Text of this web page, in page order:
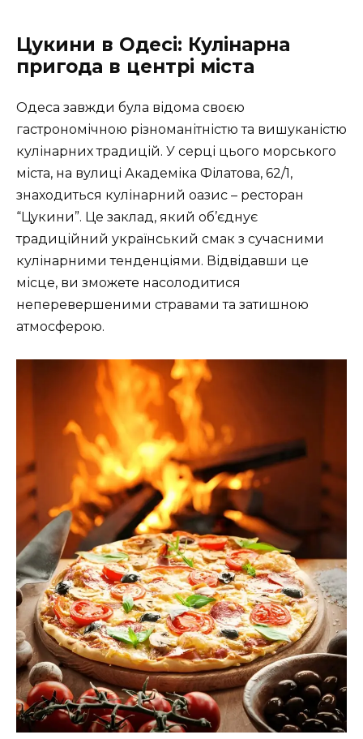
Цукини в Одесі: Кулінарна
пригода в центрі міста
Одеса завжди була відома своєю
гастрономічною різноманітністю та вишуканістю
кулінарних традицій. У серці цього морського
міста, на вулиці Академіка Філатова, 62/1,
знаходиться кулінарний оазис – ресторан
“Цукини”. Це заклад, який об’єднує
традиційний український смак з сучасними
кулінарними тенденціями. Відвідавши це
місце, ви зможете насолодитися
неперевершеними стравами та затишною
атмосферою.